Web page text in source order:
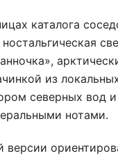
каталога
из
северных вод
нотами.
версии